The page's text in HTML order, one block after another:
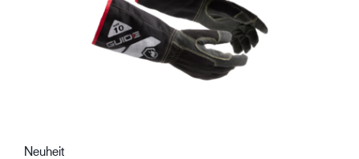
Neuheit